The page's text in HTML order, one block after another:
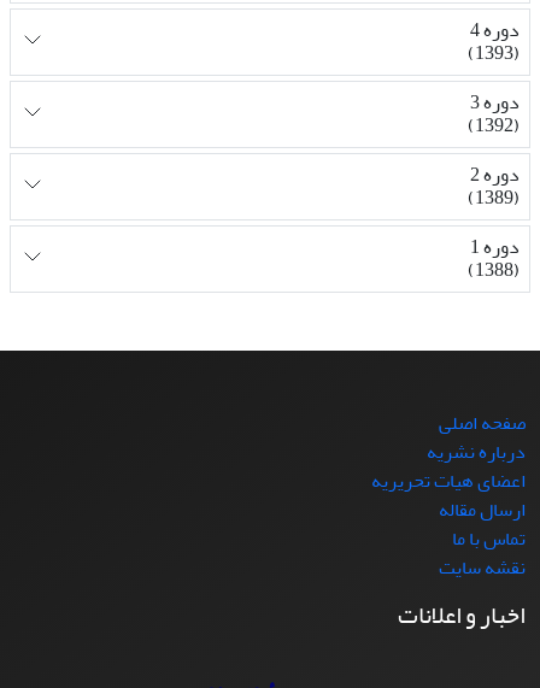
دوره 4
(1393)
دوره 3
(1392)
دوره 2
(1389)
دوره 1
(1388)
صفحه اصلی
درباره نشریه
اعضای هیات تحریریه
ارسال مقاله
تماس با ما
نقشه سایت
اخبار و اعلانات